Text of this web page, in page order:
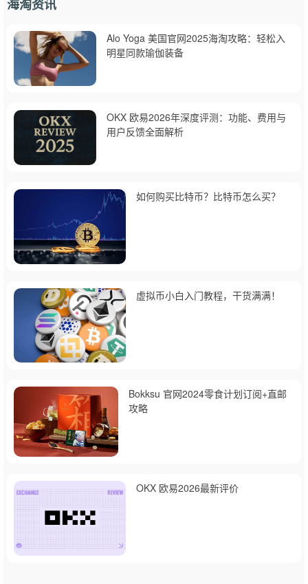
海淘资讯
Alo Yoga 美国官网2025海淘攻略：轻松入
明星同款瑜伽装备
OKX 欧易2026年深度评测：功能、费用与
用户反馈全面解析
如何购买比特币？比特币怎么买？
虚拟币小白入门教程，干货满满！
Bokksu 官网2024零食计划订阅+直邮
攻略
OKX 欧易2026最新评价